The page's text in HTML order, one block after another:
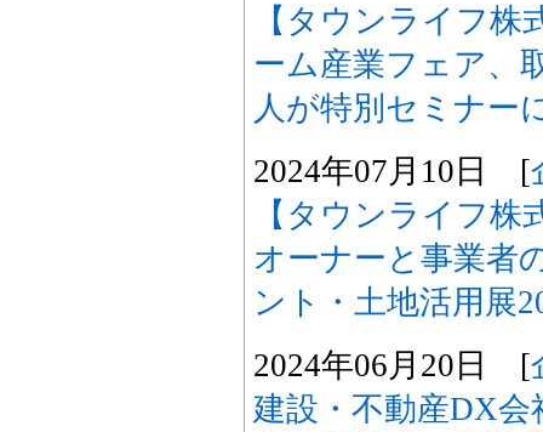
【タウンライフ株
ーム産業フェア、
人が特別セミナー
2024年07月10日 [
【タウンライフ株
オーナーと事業者
ント・土地活用展
2024年06月20日 [
建設・不動産DX